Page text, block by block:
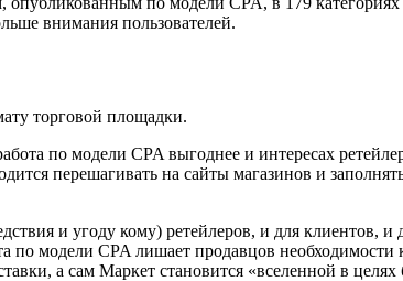
внимания пользователей.
торговой площадки.
по модели CPA выгоднее и интересах
перешагивать на сайты магазинов и
и угоду кому) ретейлеров, и для клиентов,
по модели CPA лишает продавцов
а сам Маркет становится «вселенной в целях